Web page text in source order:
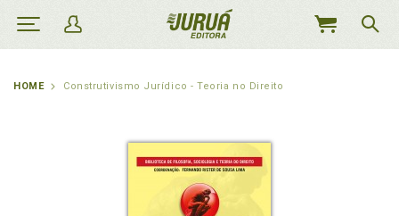
MEU
HOME Construtivismo Jurídico - Teoria no Direito